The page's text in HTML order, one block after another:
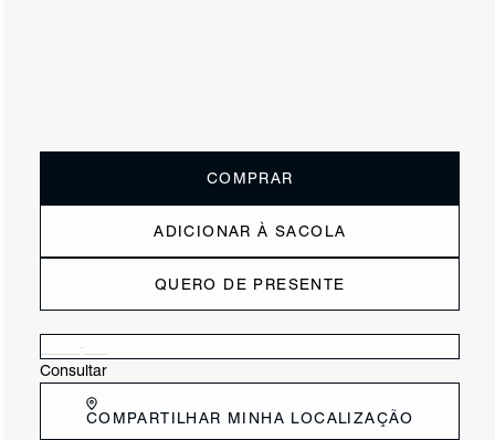
COMPRAR
ADICIONAR À SACOLA
QUERO DE PRESENTE
Consultar
COMPARTILHAR MINHA LOCALIZAÇÃO